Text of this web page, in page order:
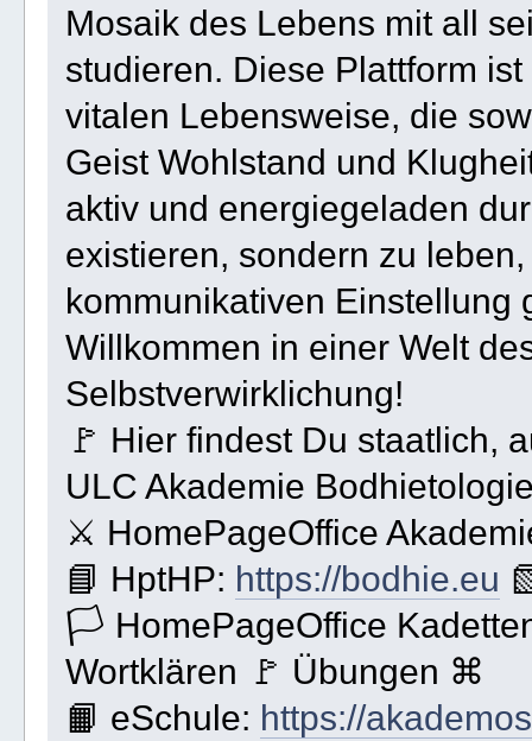
Mosaik des Lebens mit all
studieren. Diese Plattform
vitalen Lebensweise, die
Geist Wohlstand und
aktiv und energiegeladen
existieren, sondern zu
kommunikativen Einstellung
Willkommen in einer Welt
Selbstverwirklichung!
🚩 Hier findest Du staatlich,
ULC Akademie
⚔ HomePageOffice
📘 HptHP: https://bodhie.eu
🏳 HomePageOffice
Wortklären 🚩 Übungen ⌘
📙 eSchule: https://